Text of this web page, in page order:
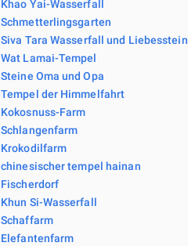
Khao Yai-Wasserfall
Schmetterlingsgarten
Siva Tara Wasserfall und Liebesstein
Wat Lamai-Tempel
Steine ​​Oma und Opa
Tempel der Himmelfahrt
Kokosnuss-Farm
Schlangenfarm
Krokodilfarm
chinesischer tempel hainan
Fischerdorf
Khun Si-Wasserfall
Schaffarm
Elefantenfarm